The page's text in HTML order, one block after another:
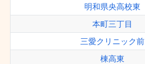
明和県央高校東
本町三丁目
三愛クリニック前
棟高東